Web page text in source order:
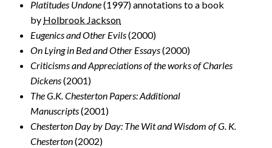
Platitudes Undone(1997) annotations to a book
by Holbrook Jackson
Eugenics and Other Evils(2000)
On Lying in Bed and Other Essays(2000)
Criticisms and Appreciations of the works of Charles
Dickens(2001)
The G.K. Chesterton Papers: Additional
Manuscripts(2001)
Chesterton Day by Day: The Wit and Wisdom of G. K.
Chesterton(2002)